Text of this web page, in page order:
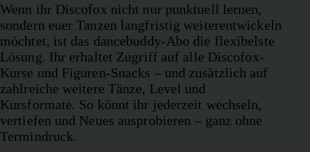
Wenn ihr Discofox nicht nur punktuell lernen,
sondern euer Tanzen langfristig weiterentwickeln
möchtet, ist das dancebuddy-Abo die flexibelste
Lösung. Ihr erhaltet Zugriff auf alle Discofox-
Kurse und Figuren-Snacks – und zusätzlich auf
zahlreiche weitere Tänze, Level und
Kursformate. So könnt ihr jederzeit wechseln,
vertiefen und Neues ausprobieren – ganz ohne
Termindruck.